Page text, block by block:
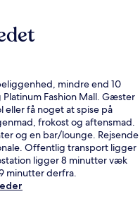
mindre end 10
Fashion Mall. Gæster
eller få noget at spise på
frokost og aftensmad.
og en bar/lounge. Rejsende
Offentlig transport ligger
ligger 8 minutter væk
minutter derfra.